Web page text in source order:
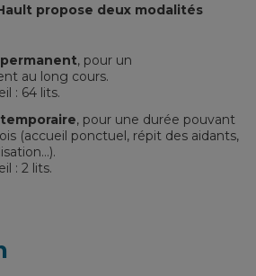
Hault propose deux modalités
, pour un
au long cours.
: 64 lits.
, pour une durée pouvant
(accueil ponctuel, répit des aidants,
: 2 lits.